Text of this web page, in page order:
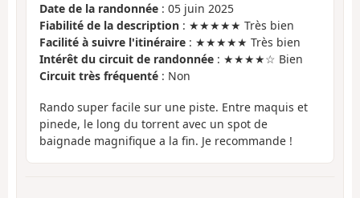
Date de la randonnée : 05 juin 2025
Fiabilité de la description : ★★★★★ Très bien
Facilité à suivre l'itinéraire : ★★★★★ Très bien
Intérêt du circuit de randonnée : ★★★★☆ Bien
Circuit très fréquenté : Non
Rando super facile sur une piste. Entre maquis et
pinede, le long du torrent avec un spot de
baignade magnifique a la fin. Je recommande !